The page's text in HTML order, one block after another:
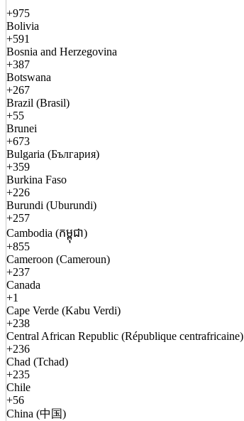
+975
Bolivia
+591
Bosnia and Herzegovina
+387
Botswana
+267
Brazil (Brasil)
+55
Brunei
+673
Bulgaria (България)
+359
Burkina Faso
+226
Burundi (Uburundi)
+257
Cambodia (កម្ពុជា)
+855
Cameroon (Cameroun)
+237
Canada
+1
Cape Verde (Kabu Verdi)
+238
Central African Republic (République centrafricaine)
+236
Chad (Tchad)
+235
Chile
+56
China (中国)